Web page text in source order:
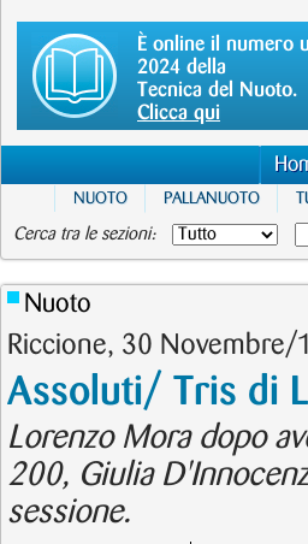
È online il numero
2024 della
Tecnica del Nuoto.
Clicca qui
NUOTO PALLANUOTO
Cerca tra le sezioni:
Nuoto
Riccione, 30 Novembre/
Assoluti/ Tris di
Lorenzo Mora dopo
200, Giulia
sessione.